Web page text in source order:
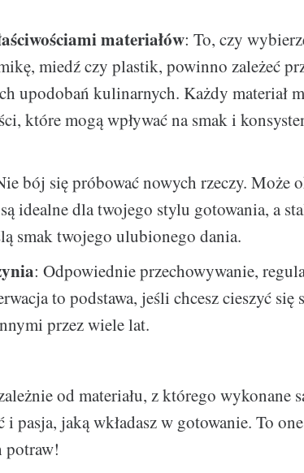
materiałów: To, czy
miedź czy plastik, powinno zależeć
upodobań kulinarnych. Każdy materiał
które mogą wpływać na smak i
bój się próbować nowych rzeczy. Może
idealne dla twojego stylu gotowania, a
smak twojego ulubionego dania.
: Odpowiednie przechowywanie,
to podstawa, jeśli chcesz cieszyć się
przez wiele lat.
od materiału, z którego wykonane
i pasja, jaką wkładasz w gotowanie. To
potraw!